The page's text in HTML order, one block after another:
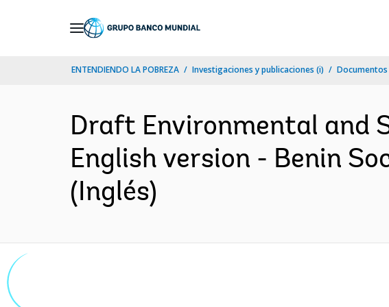
ENTENDIENDO LA POBREZA Investigaciones y publicaciones (i)
Draft Environmental and
English version - Benin
(Inglés)